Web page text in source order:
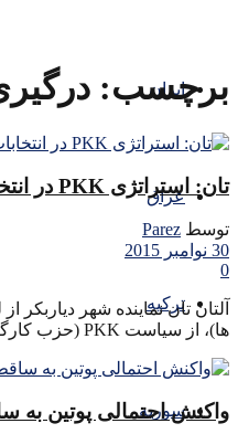
ایران
عراق
ترکیه
سوریه
برچسب:
تان: استراتژی PKK در انتخابات غلط بود.
توسط Parez
30 نوامبر 2015
0
ها)، از سیاست PKK (حزب کارگران کردستان ترکیه) انتقاد ...
واکنش احتمالی پوتین